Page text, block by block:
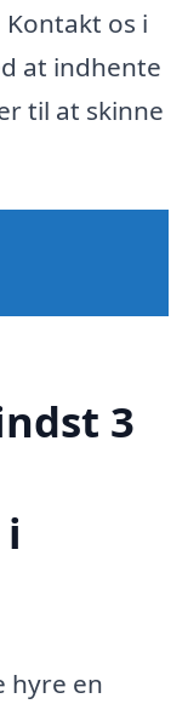
os i
at indhente
til at skinne
3
hyre en